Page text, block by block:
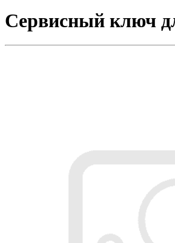
Сервисный ключ